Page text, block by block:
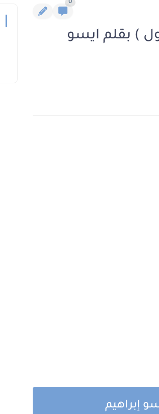
0
) بقلم ايسو
إبراهيم